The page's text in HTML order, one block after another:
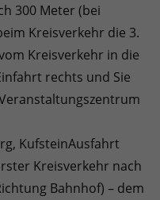
300 Meter (bei
Kreisverkehr die 3.
Kreisverkehr in die
rechts und Sie
KufsteinAusfahrt
Kreisverkehr nach
Bahnhof) – dem